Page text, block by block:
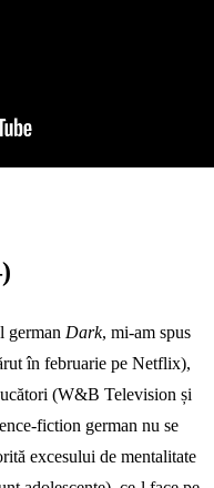
german Dark, mi-am spus
în februarie pe Netflix),
(W&B Television și
fiction german nu se
excesului de mentalitate